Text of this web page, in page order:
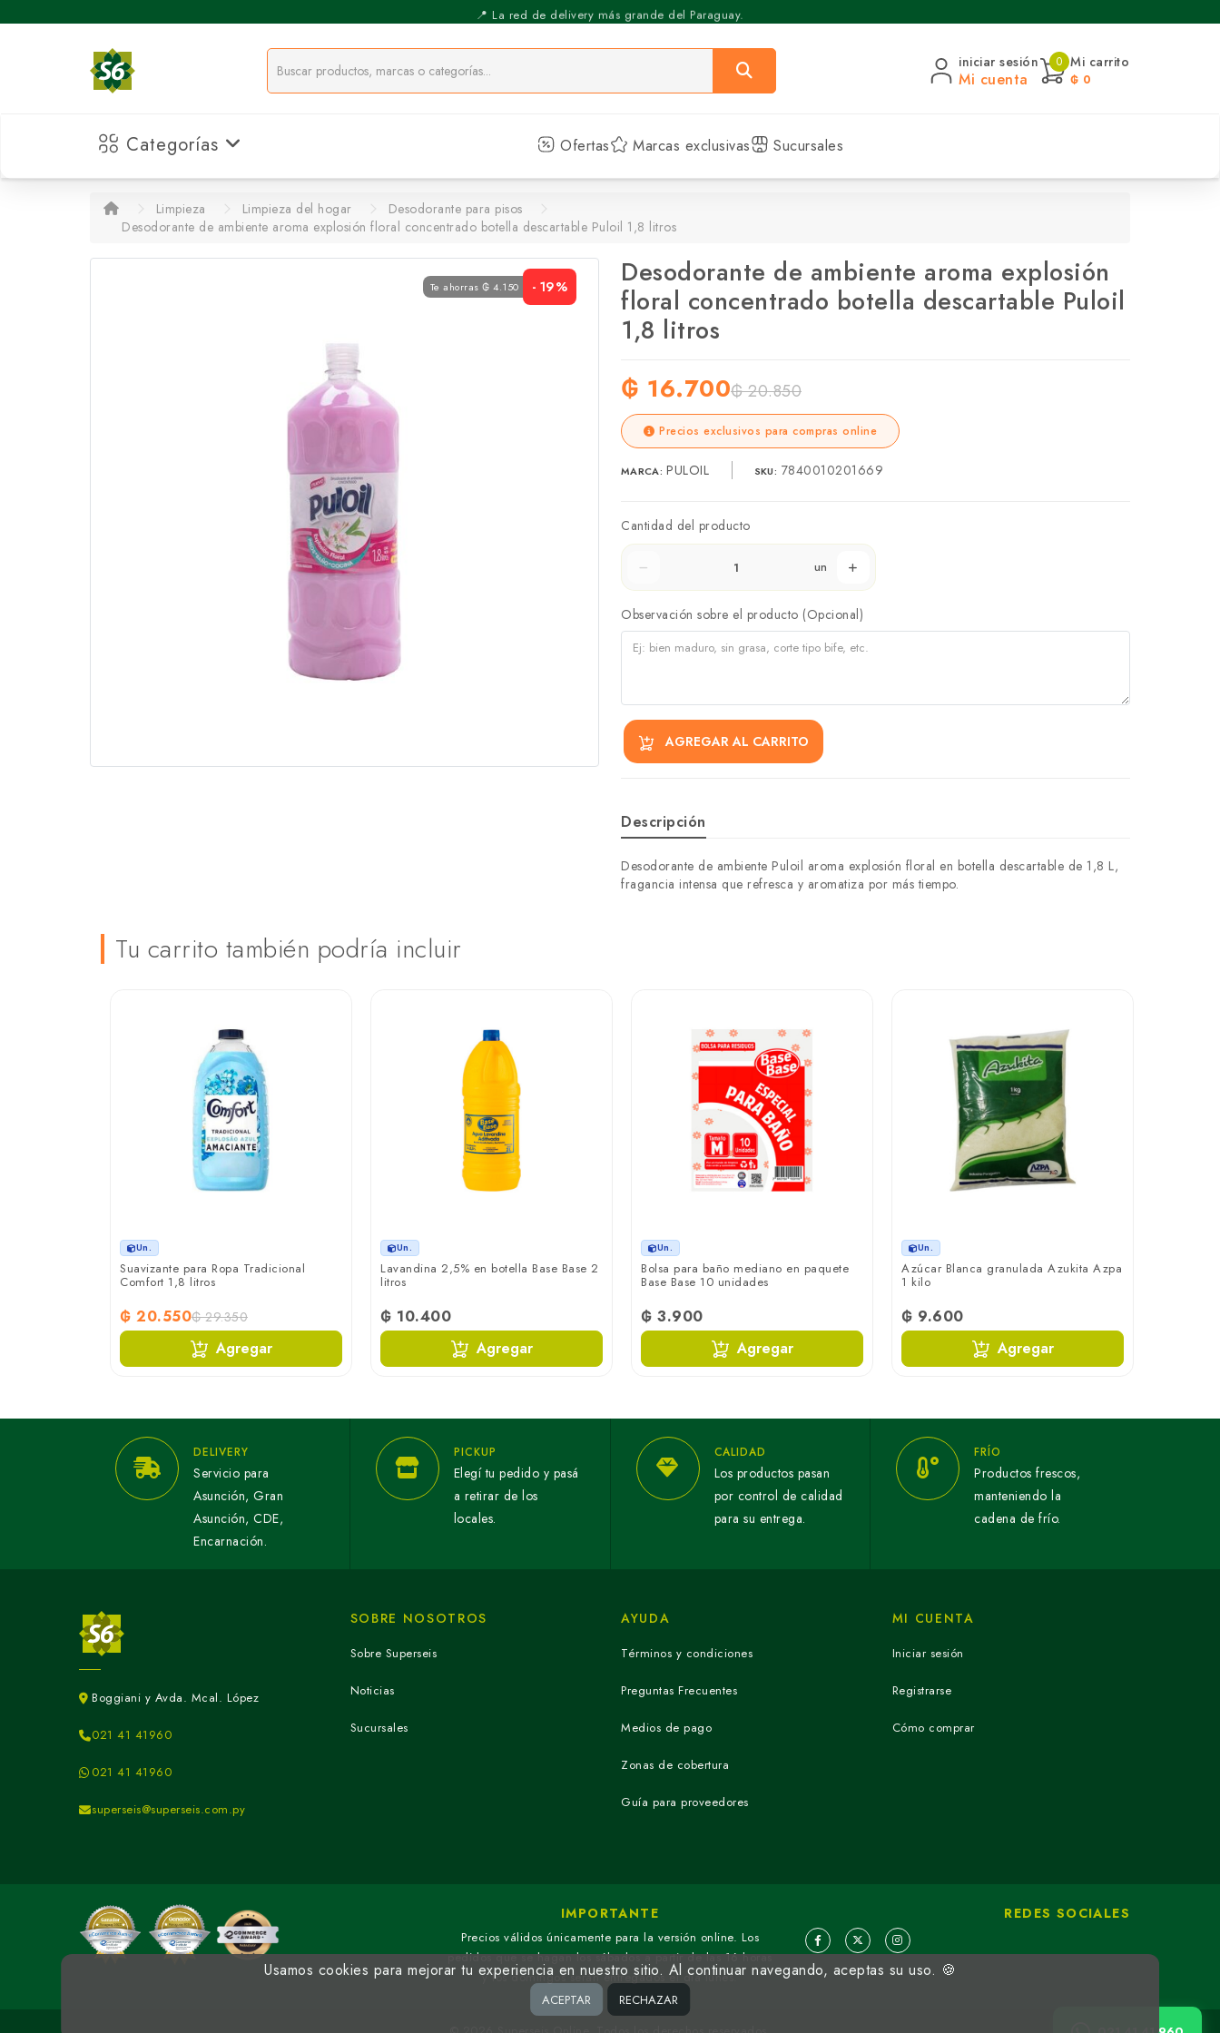
⚡️ Pickup Express - Retirás en 30 min.
iniciar sesión
Mi cuenta
0 Mi carrito
₲ 0
Categorías Ofertas Marcas exclusivas Sucursales
Limpieza Limpieza del hogar
Desodorante para pisos
Desodorante de ambiente aroma explosión floral concentrado botella descartable Puloil 1,8 litros
Te ahorras ₲ 4.150 - 19%
Desodorante de ambiente aroma explosión
floral concentrado botella descartable Puloil
1,8 litros
₲ 16.700₲ 20.850
Precios exclusivos para compras online
MARCA: PULOIL SKU: 7840010201669
Cantidad del producto
un
Observación sobre el producto (Opcional)
AGREGAR AL CARRITO
Descripción
Desodorante de ambiente Puloil aroma explosión floral en botella descartable de 1,8 L,
fragancia intensa que refresca y aromatiza por más tiempo.
Tu carrito también podría incluir
Un.
Suavizante para Ropa Tradicional
Comfort 1,8 litros
₲ 20.550₲ 29.350
Agregar
Un.
Lavandina 2,5% en botella Base Base 2
litros
₲ 10.400
Agregar
Un.
Bolsa para baño mediano en paquete
Base Base 10 unidades
₲ 3.900
Agregar
Un.
Azúcar Blanca granulada Azukita Azpa
1 kilo
₲ 9.600
Agregar
DELIVERY
Servicio para
Asunción, Gran
Asunción, CDE,
Encarnación.
PICKUP
Elegí tu pedido y pasá
a retirar de los
locales.
CALIDAD
Los productos pasan
por control de calidad
para su entrega.
FRÍO
Productos frescos,
manteniendo la
cadena de frío.
Boggiani y Avda. Mcal. López
021 41 41960
021 41 41960
superseis@superseis.com.py
SOBRE NOSOTROS
Sobre Superseis
Noticias
Sucursales
AYUDA
Términos y condiciones
Preguntas Frecuentes
Medios de pago
Zonas de cobertura
Guía para proveedores
MI CUENTA
Iniciar sesión
Registrarse
Cómo comprar
IMPORTANTE
Precios válidos únicamente para la versión online. Los
pedidos que se hagan los sábados a partir de las 16 horas
y los domingos serán entregados el día lunes.
REDES SOCIALES
Usamos cookies para mejorar tu experiencia en nuestro sitio. Al continuar navegando, aceptas su uso. 🍪
ACEPTAR
RECHAZAR